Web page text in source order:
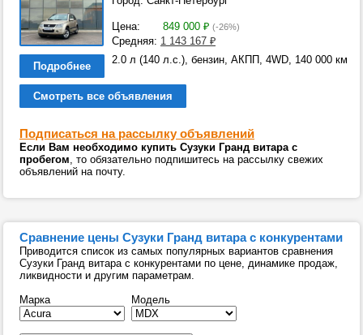
Цена: 849 000 ₽ (-26%)
Средняя: 1 143 167 ₽
Подробнее
2.0 л (140 л.с.), бензин, АКПП, 4WD, 140 000 км
Смотреть все объявления
Подписаться на рассылку объявлений
Если Вам необходимо купить Сузуки Гранд витара с
пробегом, то обязательно подпишитесь на рассылку свежих
объявлений на почту.
Сравнение цены Сузуки Гранд витара с конкурентами
Приводится список из самых популярных вариантов сравнения
Сузуки Гранд витара с конкурентами по цене, динамике продаж,
ликвидности и другим параметрам.
Марка
Модель